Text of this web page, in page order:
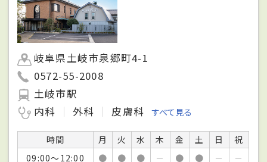
岐阜県土岐市泉郷町4-1
0572-55-2008
土岐市駅
内科
外科 皮膚科 すべて見る
時間 月 火 水 木 金 土 日
祝
09:00～12:00
● ● ● － ● ● －
－